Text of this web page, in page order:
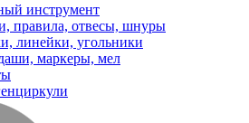
инструмент
правила, отвесы, шнуры
линейки, угольники
маркеры, мел